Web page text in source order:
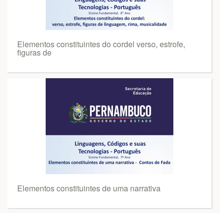
Elementos constituintes do cordel verso, estrofe,
figuras de
Elementos constituintes de uma narrativa